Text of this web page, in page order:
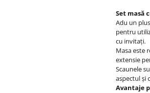
Set masă
Adu un
pentru
cu invitați.
Masa este
extensie
Scaunele
aspectul și
Avantaje